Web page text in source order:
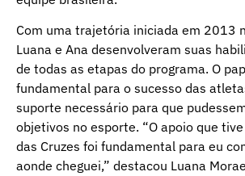
Com uma trajetória iniciada em 2013
Luana e Ana desenvolveram suas
de todas as etapas do programa. O
fundamental para o sucesso das
suporte necessário para que
objetivos no esporte. “O apoio que
das Cruzes foi fundamental para eu
aonde cheguei,” destacou Luana